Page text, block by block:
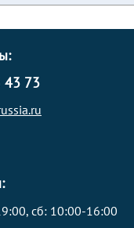
43 73
сб: 10:00-16:00